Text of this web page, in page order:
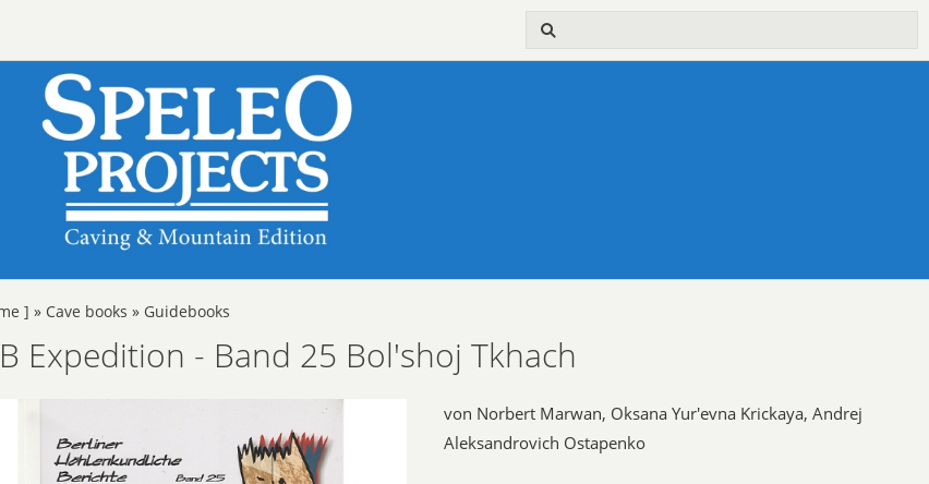
] » Cave books » Guidebooks
Expedition - Band 25 Bol'shoj Tkhach
von Norbert Marwan, Oksana Yur'evna Krickaya, Andrej
Aleksandrovich Ostapenko